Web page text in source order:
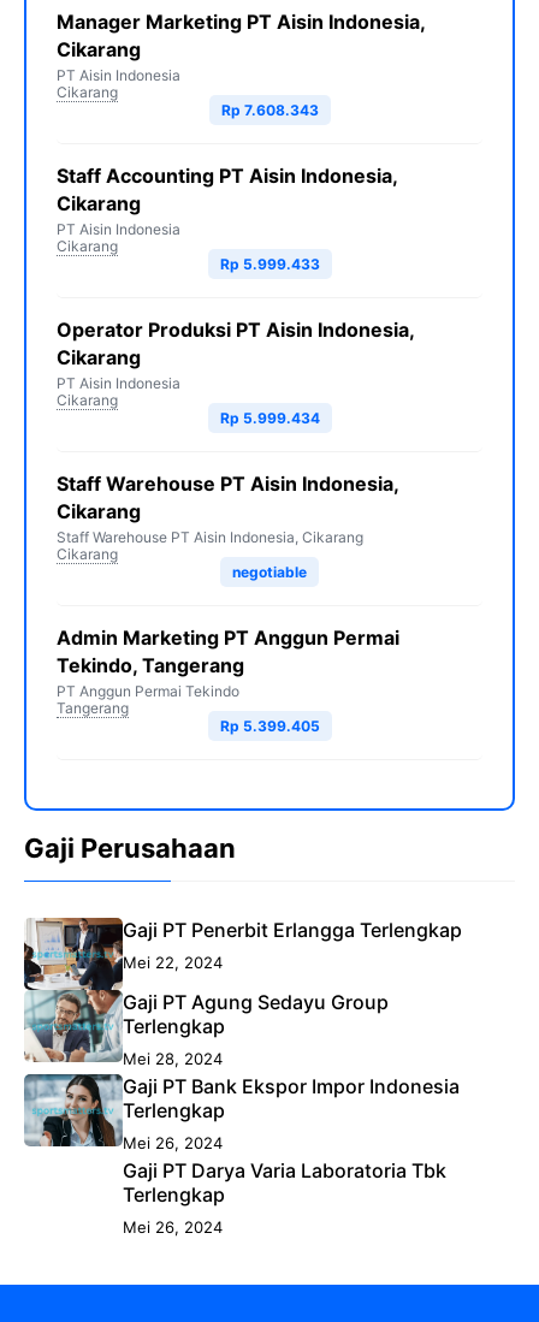
Manager Marketing PT Aisin Indonesia,
Cikarang
PT Aisin Indonesia
Cikarang
Rp 7.608.343
Staff Accounting PT Aisin Indonesia,
Cikarang
PT Aisin Indonesia
Cikarang
Rp 5.999.433
Operator Produksi PT Aisin Indonesia,
Cikarang
PT Aisin Indonesia
Cikarang
Rp 5.999.434
Staff Warehouse PT Aisin Indonesia,
Cikarang
Staff Warehouse PT Aisin Indonesia, Cikarang
Cikarang
negotiable
Admin Marketing PT Anggun Permai
Tekindo, Tangerang
PT Anggun Permai Tekindo
Tangerang
Rp 5.399.405
Gaji Perusahaan
Gaji PT Penerbit Erlangga Terlengkap
Mei 22, 2024
Gaji PT Agung Sedayu Group
Terlengkap
Mei 28, 2024
Gaji PT Bank Ekspor Impor Indonesia
Terlengkap
Mei 26, 2024
Gaji PT Darya Varia Laboratoria Tbk
Terlengkap
Mei 26, 2024